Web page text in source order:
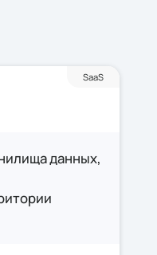
SaaS
данных,